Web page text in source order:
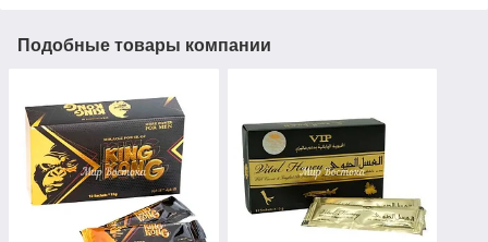
Подобные товары компании